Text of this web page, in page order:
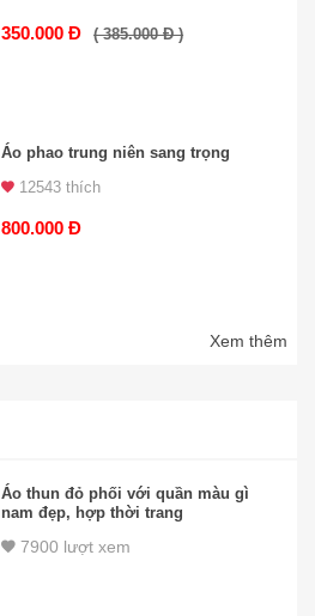
350.000 Đ ( 385.000 Đ )
Áo phao trung niên sang trọng
12543 thích
800.000 Đ
Xem thêm
Áo thun đỏ phối với quần màu gì
nam đẹp, hợp thời trang
7900 lượt xem